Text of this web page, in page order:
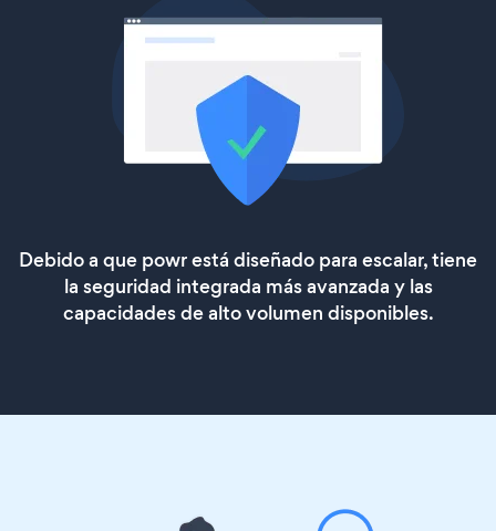
Debido a que powr está diseñado para escalar, tiene
la seguridad integrada más avanzada y las
capacidades de alto volumen disponibles.